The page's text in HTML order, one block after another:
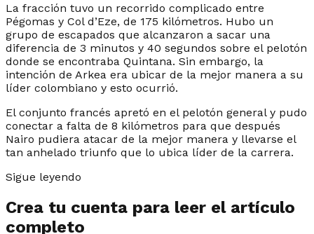
La fracción tuvo un recorrido complicado entre
Pégomas y Col d’Eze, de 175 kilómetros. Hubo un
grupo de escapados que alcanzaron a sacar una
diferencia de 3 minutos y 40 segundos sobre el pelotón
donde se encontraba Quintana. Sin embargo, la
intención de Arkea era ubicar de la mejor manera a su
líder colombiano y esto ocurrió.
El conjunto francés apretó en el pelotón general y pudo
conectar a falta de 8 kilómetros para que después
Nairo pudiera atacar de la mejor manera y llevarse el
tan anhelado triunfo que lo ubica líder de la carrera.
Sigue leyendo
Crea tu cuenta para leer el artículo
completo